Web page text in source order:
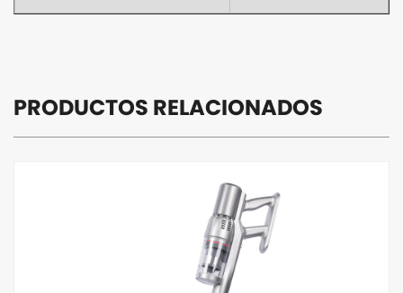
PRODUCTOS RELACIONADOS